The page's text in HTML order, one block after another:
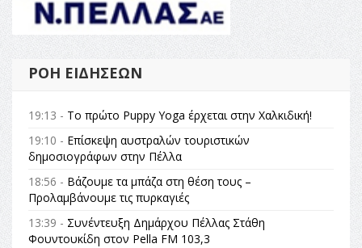
ΡΟΉ ΕΙΔΉΣΕΩΝ
19:13 - Το πρώτο Puppy Yoga έρχεται στην Χαλκιδική!
19:10 - Επίσκεψη αυστραλών τουριστικών
δημοσιογράφων στην Πέλλα
18:56 - Βάζουμε τα μπάζα στη θέση τους –
Προλαμβάνουμε τις πυρκαγιές
13:39 - Συνέντευξη Δημάρχου Πέλλας Στάθη
Φουντουκίδη στον Pella FM 103,3